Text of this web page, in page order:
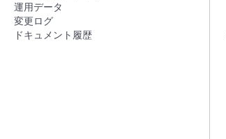
運用データ
変更ログ
ドキュメント履歴